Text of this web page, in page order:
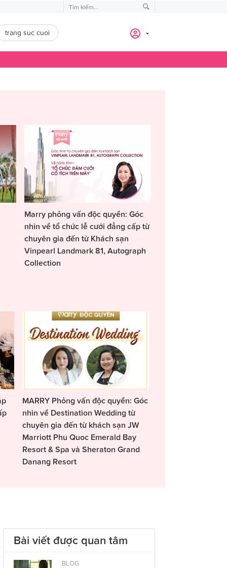
trang suc cuoi
Marry phỏng vấn độc quyền: Góc
nhìn về tổ chức lễ cưới đẳng cấp từ
chuyên gia đến từ Khách sạn
Vinpearl Landmark 81, Autograph
Collection
MARRY Phỏng vấn độc quyền: Góc
nhìn về Destination Wedding từ
chuyên gia đến từ khách sạn JW
Marriott Phu Quoc Emerald Bay
Resort & Spa và Sheraton Grand
Danang Resort
Bài viết được quan tâm
BLOG